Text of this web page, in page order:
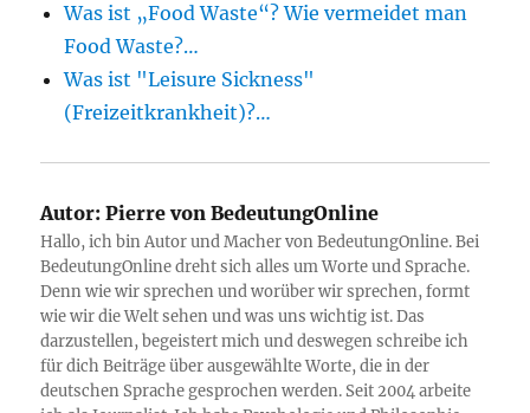
Was ist „Food Waste“? Wie vermeidet man
Food Waste?…
Was ist "Leisure Sickness"
(Freizeitkrankheit)?…
Autor: Pierre von BedeutungOnline
Hallo, ich bin Autor und Macher von BedeutungOnline. Bei
BedeutungOnline dreht sich alles um Worte und Sprache.
Denn wie wir sprechen und worüber wir sprechen, formt
wie wir die Welt sehen und was uns wichtig ist. Das
darzustellen, begeistert mich und deswegen schreibe ich
für dich Beiträge über ausgewählte Worte, die in der
deutschen Sprache gesprochen werden. Seit 2004 arbeite